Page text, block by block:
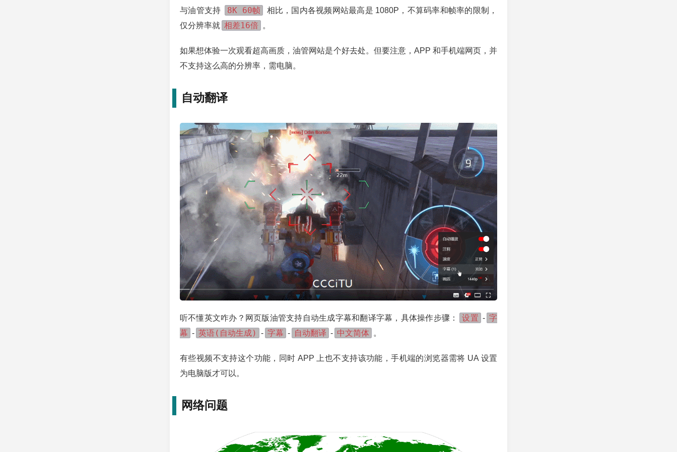
与油管支持 8K 60帧
相比，国内各视频网站最高是 1080P，不算码率和帧率的限制，
仅分辨率就 相差16倍 。
如果想体验一次观看超高画质，油管网站是个好去处。但要注意，APP 和手机端网页，并
不支持这么高的分辨率，需电脑。
自动翻译
听不懂英文咋办？网页版油管支持自动生成字幕和翻译字幕，具体操作步骤： 设置 - 字
幕 - 英语(自动生成) - 字幕 - 自动翻译 - 中文简体 。
有些视频不支持这个功能，同时 APP 上也不支持该功能，手机端的浏览器需将 UA 设置
为电脑版才可以。
网络问题